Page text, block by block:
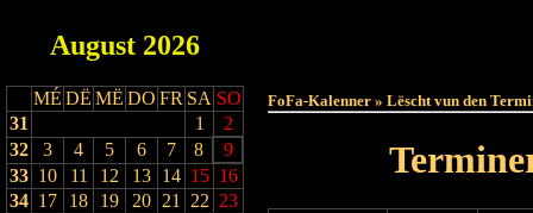
August 2026
MÉ DË MË DO FR SA SO
31
1
2
32
3 4 5 6 7 8
9
33 10 11 12 13 14 15 16
34 17 18 19 20 21 22 23
FoFa-Kalenner » Lëscht vun den